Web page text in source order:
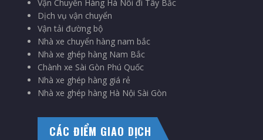
Vận Chuyển Hàng Hà Nôi đi Tây Bắc
Dịch vụ vận chuyển
Vận tải đường bộ
Nhà xe chuyển hàng nam bắc
Nhà xe ghép hàng Nam Bắc
Chành xe Sài Gòn Phú Quốc
Nhà xe ghép hàng giá rẻ
Nhà xe ghép hàng Hà Nội Sài Gòn
CÁC ĐIỂM GIAO DỊCH